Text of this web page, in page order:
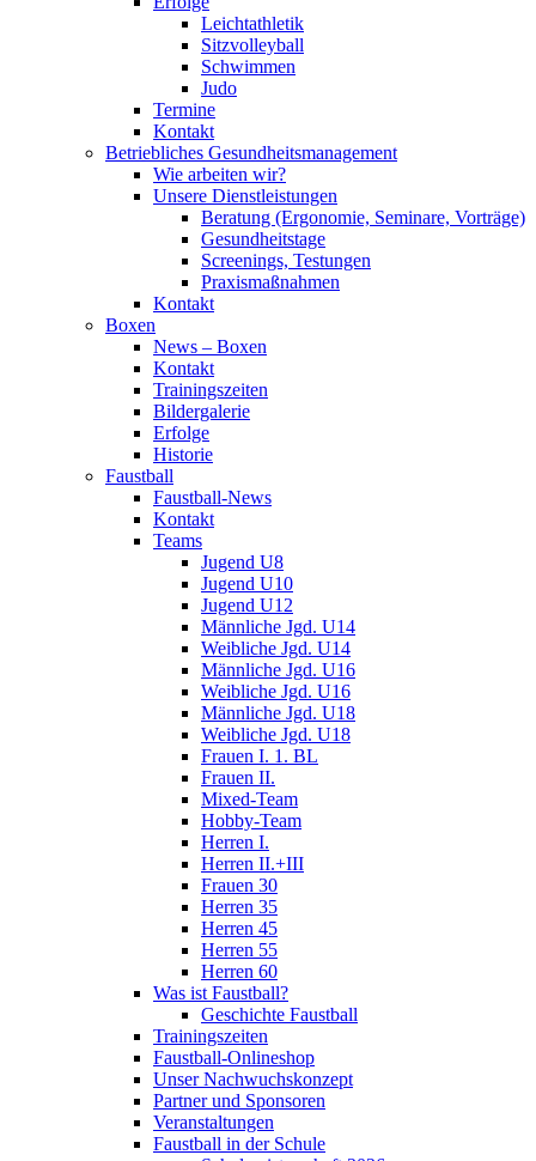
Leichtathletik
Sitzvolleyball
Schwimmen
Judo
Termine
Kontakt
Betriebliches Gesundheits­management
Wie arbeiten wir?
Unsere Dienstleistungen
Beratung (Ergonomie, Seminare, Vorträge)
Gesundheitstage
Screenings, Testungen
Praxismaßnahmen
Kontakt
Boxen
News – Boxen
Kontakt
Trainingszeiten
Bildergalerie
Erfolge
Historie
Faustball
Faustball-News
Kontakt
Teams
Jugend U8
Jugend U10
Jugend U12
Männliche Jgd. U14
Weibliche Jgd. U14
Männliche Jgd. U16
Weibliche Jgd. U16
Männliche Jgd. U18
Weibliche Jgd. U18
Frauen I. 1. BL
Frauen II.
Mixed-Team
Hobby-Team
Herren I.
Herren II.+III
Frauen 30
Herren 35
Herren 45
Herren 55
Herren 60
Was ist Faustball?
Geschichte Faustball
Trainingszeiten
Faustball-Onlineshop
Unser Nachwuchskonzept
Partner und Sponsoren
Veranstaltungen
Faustball in der Schule